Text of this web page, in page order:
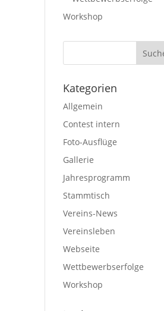
Workshop
Kategorien
Allgemein
Contest intern
Foto-Ausflüge
Gallerie
Jahresprogramm
Stammtisch
Vereins-News
Vereinsleben
Webseite
Wettbewerbserfolge
Workshop